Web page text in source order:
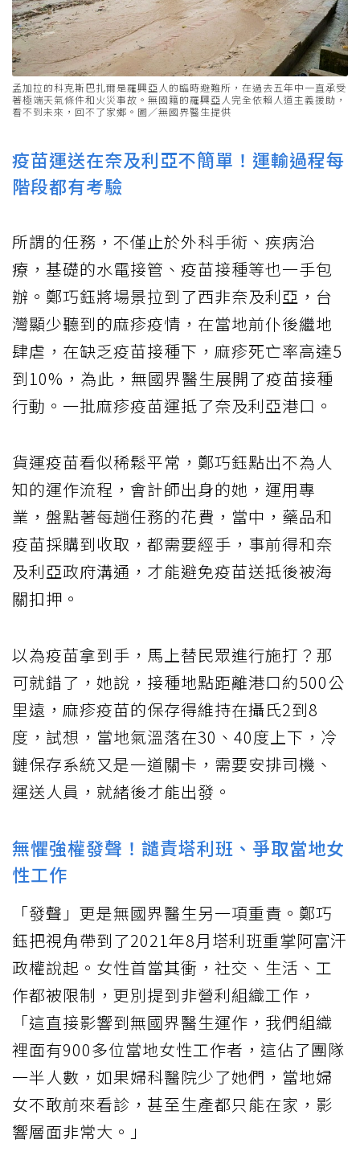
孟加拉的科克斯巴扎爾是羅興亞人的臨時避難所，在過去五年中一直承受
著極端天氣條件和火災事故。無國籍的羅興亞人完全依賴人道主義援助，
看不到未來，回不了家鄉。圖／無國界醫生提供
疫苗運送在奈及利亞不簡單！運輸過程每
階段都有考驗
所謂的任務，不僅止於外科手術、疾病治
療，基礎的水電接管、疫苗接種等也一手包
辦。鄭巧鈺將場景拉到了西非奈及利亞，台
灣顯少聽到的麻疹疫情，在當地前仆後繼地
肆虐，在缺乏疫苗接種下，麻疹死亡率高達5
到10%，為此，無國界醫生展開了疫苗接種
行動。一批麻疹疫苗運抵了奈及利亞港口。
貨運疫苗看似稀鬆平常，鄭巧鈺點出不為人
知的運作流程，會計師出身的她，運用專
業，盤點著每趟任務的花費，當中，藥品和
疫苗採購到收取，都需要經手，事前得和奈
及利亞政府溝通，才能避免疫苗送抵後被海
關扣押。
以為疫苗拿到手，馬上替民眾進行施打？那
可就錯了，她說，接種地點距離港口約500公
里遠，麻疹疫苗的保存得維持在攝氏2到8
度，試想，當地氣溫落在30、40度上下，冷
鏈保存系統又是一道關卡，需要安排司機、
運送人員，就緒後才能出發。
無懼強權發聲！譴責塔利班、爭取當地女
性工作
「發聲」更是無國界醫生另一項重責。鄭巧
鈺把視角帶到了2021年8月塔利班重掌阿富汗
政權說起。女性首當其衝，社交、生活、工
作都被限制，更別提到非營利組織工作，
「這直接影響到無國界醫生運作，我們組織
裡面有900多位當地女性工作者，這佔了團隊
一半人數，如果婦科醫院少了她們，當地婦
女不敢前來看診，甚至生產都只能在家，影
響層面非常大。」